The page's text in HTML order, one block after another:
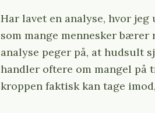
Har lavet en analyse, hvor
som mange mennesker
analyse peger på, at hudsult
handler oftere om mangel på
kroppen faktisk kan tage